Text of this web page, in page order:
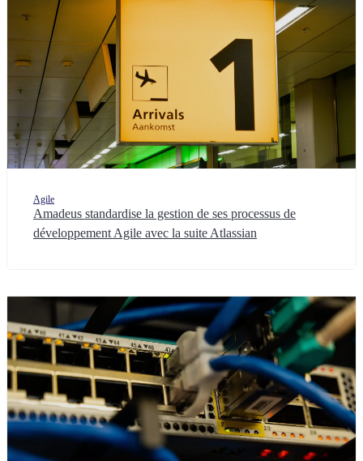
Agile
Amadeus standardise la gestion de ses processus de
développement Agile avec la suite Atlassian